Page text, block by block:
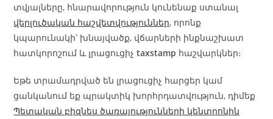
տվյալները, հնարավորություն կունենաք ստանալ
վերլուծական հաշվետվություններ, որոնք
կպարունակի՝ խնայվածք, վճարների ինքնաշխատ
հատկորոշում և լրացուցիչtaxstamp հաշվարկներ։
Եթե տրամադրված են լրացուցիչ հարցեր կամ
ցանկանում եք պրակտիկ խորհրդատվություն, դիմեք
Պետական բիզնես ծառայությունների կենտրոնին